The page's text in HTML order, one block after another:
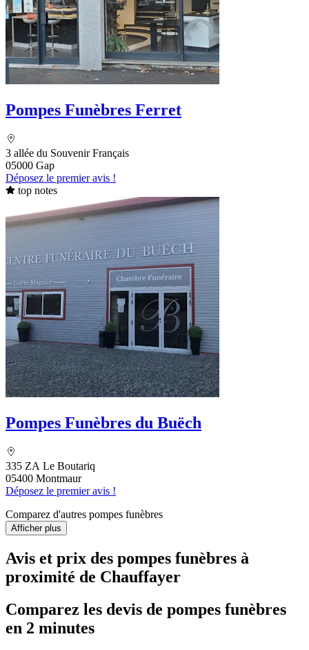
Pompes Funèbres Ferret
3 allée du Souvenir Français
05000 Gap
Déposez le premier avis !
top notes
Pompes Funèbres du Buëch
335 ZA Le Boutariq
05400 Montmaur
Déposez le premier avis !
Comparez d'autres pompes funèbres
Afficher plus
Avis et prix des pompes funèbres à
proximité de Chauffayer
Comparez les devis de pompes funèbres
en 2 minutes